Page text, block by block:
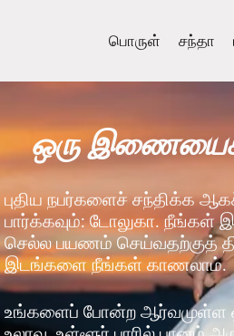
பொருள் சந்தா
ஒரு இணையைக்
புதிய நபர்களைச் சந்திக்க
பார்க்கவும்: டோலுகா. நீங்கள்
செல்ல பயணம் செய்வதற்குத்
இடங்களை நீங்கள் காணலாம்.
உங்களைப் போன்ற ஆர்வமுள்ள